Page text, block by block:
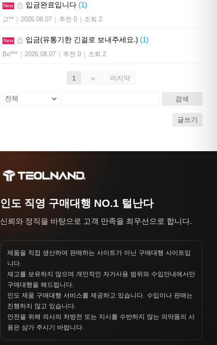
New 입금완료입니다 (1)
고** 2026.08.07 추천 0 조회 2
New 입금(유통기한 긴걸로 보내주세요.) (1)
Bo*** 2026.08.07 추천 0 조회 2
1 » 마지막
검색
글쓰기
인도 직영 구매대행 NO.1 털난다
신뢰와 정직을 바탕으로 고객 만족을 최우선으로 합니다.
제품을 직접 생산하여 판매하는 사이트가 아닌 구매대행 사이트입
니다.
재고를 보유하지 않으며 개인적인 자가사용 범위와 수입안내에서만
구매대행을 해드립니다.
인도 제품 구매대행 서비스를 제공하고 있습니다. 수입이나 판매는
진행하지 않고 있습니다.
안전을 위해 의사의 처방전 또는 지시를 수반하지 않는 의약품의 사
용은 삼가 주시기 바랍니다.